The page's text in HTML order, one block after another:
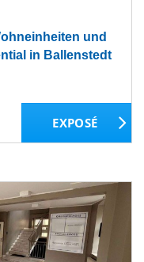
und
in Ballenstedt